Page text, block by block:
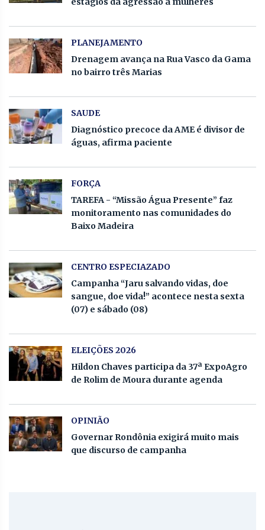
PLANEJAMENTO
Drenagem avança na Rua Vasco da Gama
no bairro três Marias
SAUDE
Diagnóstico precoce da AME é divisor de
águas, afirma paciente
FORÇA
TAREFA - “Missão Água Presente” faz
monitoramento nas comunidades do
Baixo Madeira
CENTRO ESPECIAZADO
Campanha “Jaru salvando vidas, doe
sangue, doe vida!” acontece nesta sexta
(07) e sábado (08)
ELEIÇÕES 2026
Hildon Chaves participa da 37ª ExpoAgro
de Rolim de Moura durante agenda
OPINIÃO
Governar Rondônia exigirá muito mais
que discurso de campanha